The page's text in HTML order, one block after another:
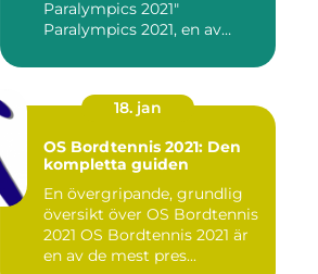
Paralympics 2021"
Paralympics 2021, en av
18. jan
OS Bordtennis 2021: Den
kompletta guiden
En övergripande, grundlig
översikt över OS Bordtennis
2021 OS Bordtennis 2021 är
en av de mest pres...